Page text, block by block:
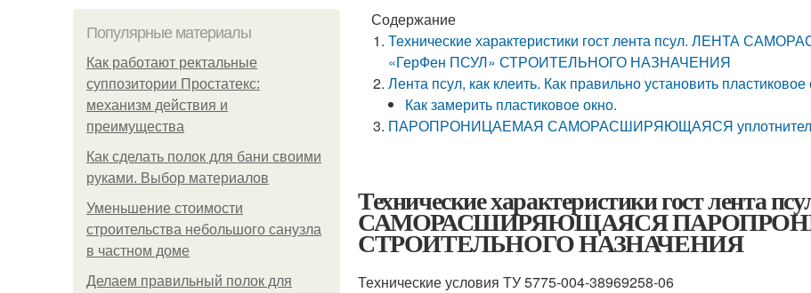
Популярные материалы
Как работают ректальные
суппозитории Простатекс:
механизм действия и
преимущества
Как сделать полок для бани своими
руками. Выбор материалов
Уменьшение стоимости
строительства небольшого санузла
в частном доме
Делаем правильный полок для
Содержание
Технические характеристики гост лента псул. ЛЕНТА
«ГерФен ПСУЛ» СТРОИТЕЛЬНОГО НАЗНАЧЕНИЯ
Лента псул, как клеить. Как правильно установить пластиковое
Как замерить пластиковое окно.
ПАРОПРОНИЦАЕМАЯ САМОРАСШИРЯЮЩАЯСЯ
Технические характеристики гост лента
САМОРАСШИРЯЮЩАЯСЯ
СТРОИТЕЛЬНОГО НАЗНАЧЕНИЯ
Технические условия ТУ 5775-004-38969258-06